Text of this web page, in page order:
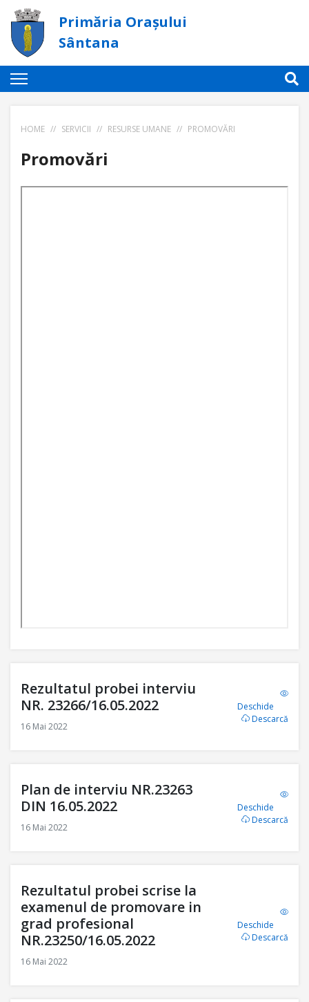
Primăria Orașului
Sântana
HOME // SERVICII // RESURSE UMANE // PROMOVĂRI
Promovări
Rezultatul probei interviu
NR. 23266/16.05.2022
16 Mai 2022
Deschide
Descarcă
Plan de interviu NR.23263
DIN 16.05.2022
16 Mai 2022
Deschide
Descarcă
Rezultatul probei scrise la
examenul de promovare in
grad profesional
NR.23250/16.05.2022
16 Mai 2022
Deschide
Descarcă